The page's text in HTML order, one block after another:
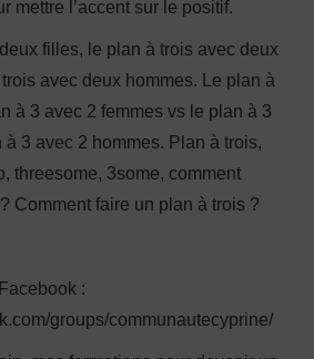
mettre l’accent sur le positif.
filles, le plan à trois avec deux
avec deux hommes. Le plan à
à 3 avec 2 femmes vs le plan à 3
3 avec 2 hommes. Plan à trois,
threesome, 3some, comment
Comment faire un plan à trois ?
:
groups/communautecyprine/